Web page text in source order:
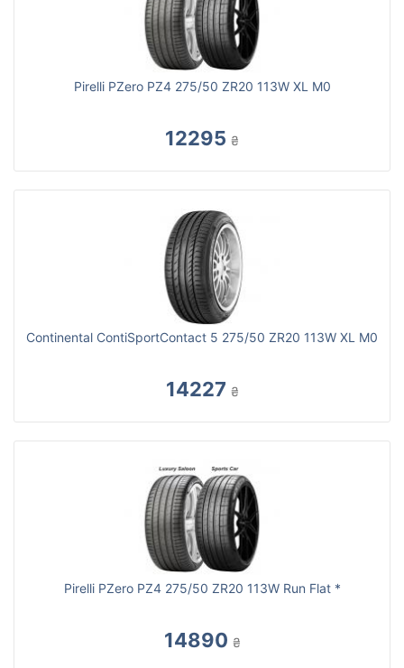
Pirelli PZero PZ4 275/50 ZR20 113W XL M0
12295 ₴
Continental ContiSportContact 5 275/50 ZR20 113W XL M0
14227 ₴
Pirelli PZero PZ4 275/50 ZR20 113W Run Flat *
14890 ₴